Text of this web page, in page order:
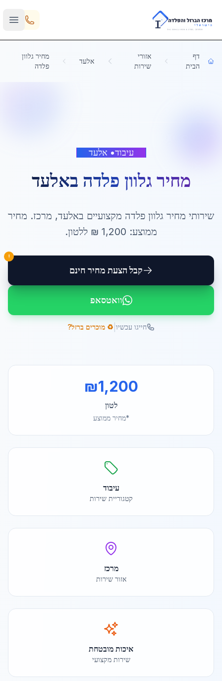
Skip to main content
דף
הבית
אזורי
שירות
אלעד
מחיר גלוון
פלדה
עיבוד• אלעד
מחיר גלוון פלדה באלעד
שירותי מחיר גלוון פלדה מקצועיים באלעד, מרכז. מחיר
ממוצע: 1,200 ₪ ללטון.
קבל הצעת מחיר חינם
!
וואטסאפ
חייגו עכשיו ♻️ מוכרים ברזל?
₪1,200
לטון
*מחיר ממוצע
עיבוד
קטגוריית שירות
מרכז
אזור שירות
איכות מובטחת
שירות מקצועי